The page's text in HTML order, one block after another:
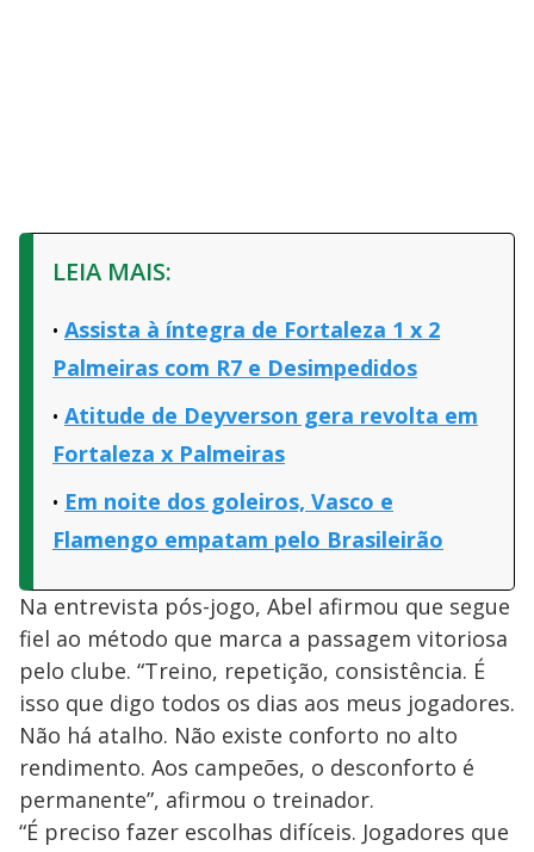
LEIA MAIS:
Assista à íntegra de Fortaleza 1 x 2
Palmeiras com R7 e Desimpedidos
Atitude de Deyverson gera revolta em
Fortaleza x Palmeiras
Em noite dos goleiros, Vasco e
Flamengo empatam pelo Brasileirão
Na entrevista pós-jogo, Abel afirmou que segue
fiel ao método que marca a passagem vitoriosa
pelo clube. “Treino, repetição, consistência. É
isso que digo todos os dias aos meus jogadores.
Não há atalho. Não existe conforto no alto
rendimento. Aos campeões, o desconforto é
permanente”, afirmou o treinador.
“É preciso fazer escolhas difíceis. Jogadores que